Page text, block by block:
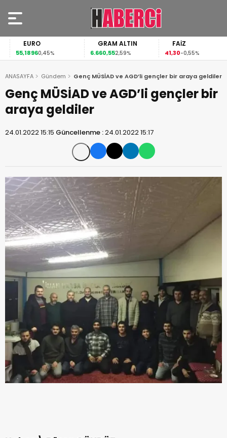
EURO
55,18960,45%
GRAM ALTIN
6.660,552,59%
FAİZ
41,30-0,55%
ANASAYFA Gündem Genç MÜSİAD ve AGD’li gençler bir araya geldiler
Genç MÜSİAD ve AGD’li gençler bir
araya geldiler
24.01.2022 15:15 Güncellenme :24.01.2022 15:17